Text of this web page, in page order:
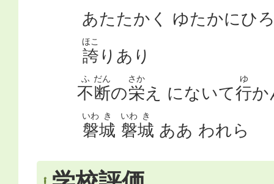
あたたかく ゆたかにひ
誇
ほこ
りあり
不
ふ
断
だん
の栄
さか
え にないて行
ゆ
か
磐
いわ
城
き
磐
いわ
城
き
ああ われら